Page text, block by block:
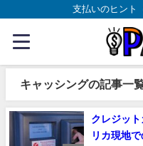
支払いのヒント
キャッシングの記事一
クレジッ
リカ現地